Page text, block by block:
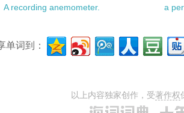
A recording anemometer.
a
单词到：
以上内容独家创作，受著作权